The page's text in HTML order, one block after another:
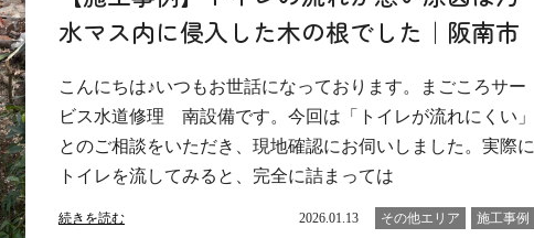
水マス内に侵入した木の根でした｜阪南市
こんにちは♪いつもお世話になっております。まごころサー
ビス水道修理 南設備です。今回は「トイレが流れにくい」
とのご相談をいただき、現地確認にお伺いしました。実際に
トイレを流してみると、完全に詰まっては
続きを読む 2026.01.13 その他エリア 施工事例